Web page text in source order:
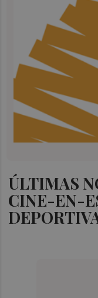
ÚLTIMAS
CINE-EN-